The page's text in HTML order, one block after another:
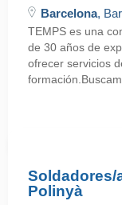
Barcelona,
TEMPS es una
de 30 años de
ofrecer servicios
Soldadores/
Polinyà